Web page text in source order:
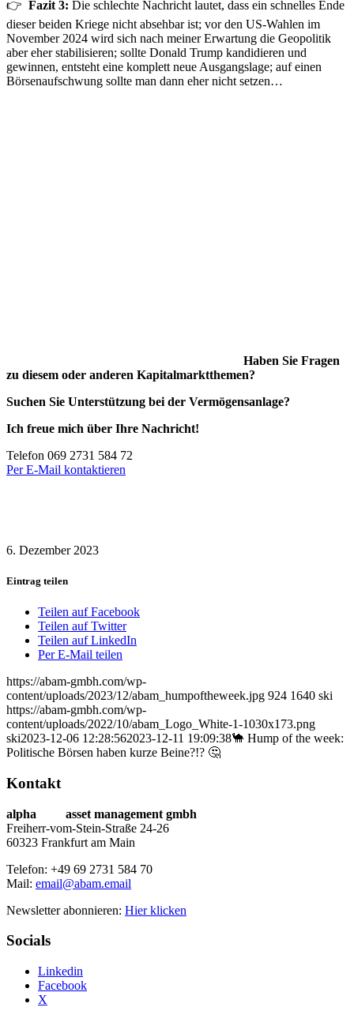
👉 Fazit 3: Die schlechte Nachricht lautet, dass ein schnelles Ende
dieser beiden Kriege nicht absehbar ist; vor den US-Wahlen im
November 2024 wird sich nach meiner Erwartung die Geopolitik
aber eher stabilisieren; sollte Donald Trump kandidieren und
gewinnen, entsteht eine komplett neue Ausgangslage; auf einen
Börsenaufschwung sollte man dann eher nicht setzen…
Haben Sie Fragen
zu diesem oder anderen Kapitalmarktthemen?
Suchen Sie Unterstützung bei der Vermögensanlage?
Ich freue mich über Ihre Nachricht!
Telefon 069 2731 584 72
Per E-Mail kontaktieren
6. Dezember 2023
Eintrag teilen
Teilen auf Facebook
Teilen auf Twitter
Teilen auf LinkedIn
Per E-Mail teilen
https://abam-gmbh.com/wp-
content/uploads/2023/12/abam_humpoftheweek.jpg 924 1640 ski
https://abam-gmbh.com/wp-
content/uploads/2022/10/abam_Logo_White-1-1030x173.png
ski2023-12-06 12:28:562023-12-11 19:09:38🐪 Hump of the week:
Politische Börsen haben kurze Beine?!? 🤔
Kontakt
alpha
asset management gmbh
Freiherr-vom-Stein-Straße 24-26
60323 Frankfurt am Main
Telefon: +49 69 2731 584 70
Mail: email@abam.email
Newsletter abonnieren: Hier klicken
Socials
Linkedin
Facebook
X